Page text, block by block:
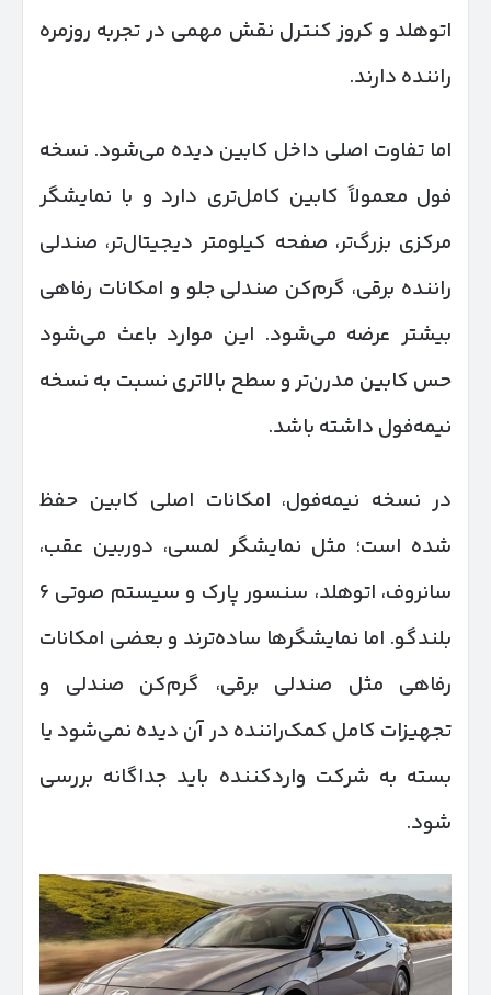
اتوهلد و کروز کنترل نقش مهمی در تجربه روزمره
راننده دارند.
اما تفاوت اصلی داخل کابین دیده می‌شود. نسخه
فول معمولاً کابین کامل‌تری دارد و با نمایشگر
مرکزی بزرگ‌تر، صفحه کیلومتر دیجیتال‌تر، صندلی
راننده برقی، گرم‌کن صندلی جلو و امکانات رفاهی
بیشتر عرضه می‌شود. این موارد باعث می‌شود
حس کابین مدرن‌تر و سطح بالاتری نسبت به نسخه
نیمه‌فول داشته باشد.
در نسخه نیمه‌فول، امکانات اصلی کابین حفظ
شده است؛ مثل نمایشگر لمسی، دوربین عقب،
سانروف، اتوهلد، سنسور پارک و سیستم صوتی ۶
بلندگو. اما نمایشگرها ساده‌ترند و بعضی امکانات
رفاهی مثل صندلی برقی، گرم‌کن صندلی و
تجهیزات کامل کمک‌راننده در آن دیده نمی‌شود یا
بسته به شرکت واردکننده باید جداگانه بررسی
شود.